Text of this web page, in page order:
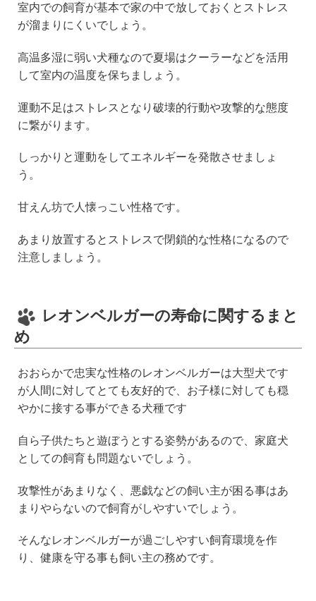
室内での飼育が基本で家の中で放しておくとストレス
が溜まりにくいでしょう。
高温多湿に弱い犬種なので夏場はクーラーなどを活用
して室内の温度を保ちましょう。
運動不足はストレスとなり破壊的行動や攻撃的な態度
に繋がります。
しっかりと運動をしてエネルギーを発散させましょ
う。
甘えん坊で人懐っこい性格です。
あまり放置するとストレスで閉鎖的な性格になるので
注意しましょう。
レオンベルガーの寿命に関するまと
め
おおらかで忠実な性格のレオンベルガーは大型犬です
が人間に対してとても友好的で、お子様に対しても穏
やかに接する事ができる犬種です
自ら子供たちと遊ぼうとする姿勢があるので、家庭犬
としての飼育も問題ないでしょう。
攻撃性があまりなく、悪戯などの飼い主が困る事はあ
まりやらないので飼育がしやすいでしょう。
そんなレオンベルガーが過ごしやすい飼育環境を作
り、健康を守る事も飼い主の務めです。